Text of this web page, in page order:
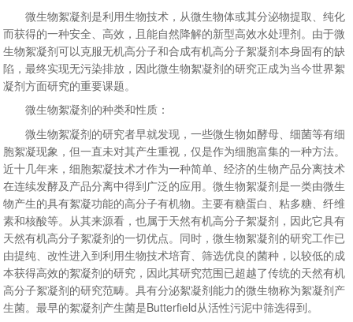
微生物絮凝剂是利用生物技术，从微生物体或其分泌物提取、纯化
而获得的一种安全、高效，且能自然降解的新型高效水处理剂。由于微
生物絮凝剂可以克服无机高分子和合成有机高分子絮凝剂本身固有的缺
陷，最终实现无污染排放，因此微生物絮凝剂的研究正成为当今世界絮
凝剂方面研究的重要课题。
微生物絮凝剂的种类和性质：
微生物絮凝剂的研究者早就发现，一些微生物如酵母、细菌等有细
胞絮凝现象，但一直未对其产生重视，仅是作为细胞富集的一种方法。
近十几年来，细胞絮凝技术才作为一种简单、经济的生物产品分离技术
在连续发酵及产品分离中得到广泛的应用。微生物絮凝剂是一类由微生
物产生的具有絮凝功能的高分子有机物。主要有糖蛋白、粘多糖、纤维
素和核酸等。从其来源看，也属于天然有机高分子絮凝剂，因此它具有
天然有机高分子絮凝剂的一切优点。同时，微生物絮凝剂的研究工作已
由提纯、改性进入到利用生物技术培育、筛选优良的菌种，以较低的成
本获得高效的絮凝剂的研究，因此其研究范围已超越了传统的天然有机
高分子絮凝剂的研究范畴。具有分泌絮凝剂能力的微生物称为絮凝剂产
生菌。最早的絮凝剂产生菌是Butterfield从活性污泥中筛选得到。